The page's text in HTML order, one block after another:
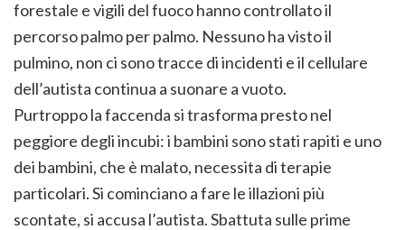
forestale e vigili del fuoco hanno controllato il
percorso palmo per palmo. Nessuno ha visto il
pulmino, non ci sono tracce di incidenti e il cellulare
dell’autista continua a suonare a vuoto.
Purtroppo la faccenda si trasforma presto nel
peggiore degli incubi: i bambini sono stati rapiti e uno
dei bambini, che è malato, necessita di terapie
particolari. Si cominciano a fare le illazioni più
scontate, si accusa l’autista. Sbattuta sulle prime